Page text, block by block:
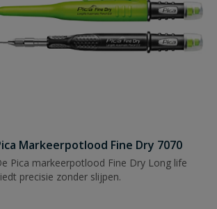
Markeerpotlood Fine Dry 7070
Pica markeerpotlood Fine Dry Long life
precisie zonder slijpen.